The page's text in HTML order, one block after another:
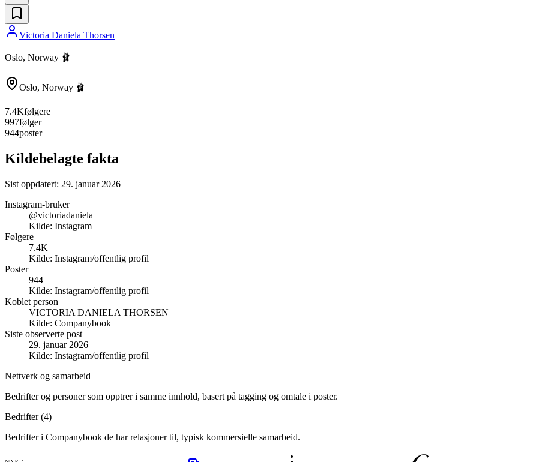
Victoria Daniela Thorsen
Oslo, Norway 🩰
Oslo, Norway 🩰
7.4Kfølgere
997følger
944poster
Kildebelagte fakta
Sist oppdatert: 29. januar 2026
Instagram-bruker
@victoriadaniela
Kilde: Instagram
Følgere
7.4K
Kilde: Instagram/offentlig profil
Poster
944
Kilde: Instagram/offentlig profil
Koblet person
VICTORIA DANIELA THORSEN
Kilde: Companybook
Siste observerte post
29. januar 2026
Kilde: Instagram/offentlig profil
Nettverk og samarbeid
Bedrifter og personer som opptrer i samme innhold, basert på tagging og omtale i poster.
Bedrifter (4)
Bedrifter i Companybook de har relasjoner til, typisk kommersielle samarbeid.